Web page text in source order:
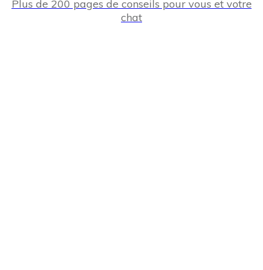
Plus de 200 pages de conseils pour vous et votre
chat